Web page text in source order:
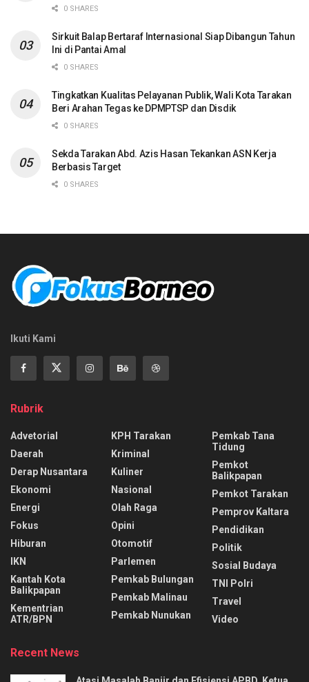
0 SHARES
Sirkuit Balap Bertaraf Internasional Siap Dibangun Tahun
Ini di Pantai Amal
0 SHARES
Tingkatkan Kualitas Pelayanan Publik, Wali Kota Tarakan
Beri Arahan Tegas ke DPMPTSP dan Disdik
0 SHARES
Sekda Tarakan Abd. Azis Hasan Tekankan ASN Kerja
Berbasis Target
0 SHARES
Ikuti Kami
Rubrik
Advetorial
Daerah
Derap Nusantara
Ekonomi
Energi
Fokus
Hiburan
IKN
Kantah Kota
Balikpapan
Kementrian
ATR/BPN
KPH Tarakan
Kriminal
Kuliner
Nasional
Olah Raga
Opini
Otomotif
Parlemen
Pemkab Bulungan
Pemkab Malinau
Pemkab Nunukan
Pemkab Tana
Tidung
Pemkot
Balikpapan
Pemkot Tarakan
Pemprov Kaltara
Pendidikan
Politik
Sosial Budaya
TNI Polri
Travel
Video
Recent News